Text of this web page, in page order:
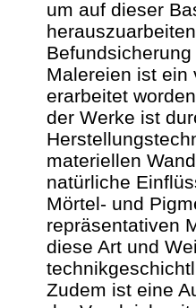
um auf dieser
Malereien ist ein
erarbeitet
der Werke ist
materiellen
natürliche
Mörtel- und
repräsentativen
diese Art und
Zudem ist eine